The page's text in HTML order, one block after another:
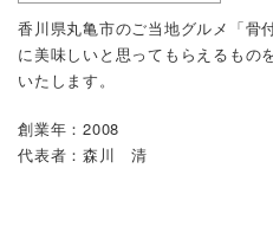
香川県丸亀市のご当地グルメ「骨
に美味しいと思ってもらえるもの
いたします。
創業年：2008
代表者：森川 清